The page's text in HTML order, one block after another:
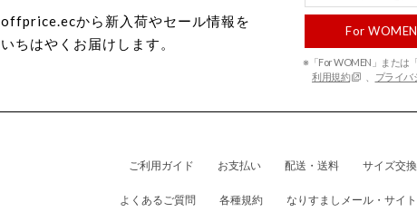
offprice.ecから新入荷やセール情報を
いちはやくお届けします。
For WOMEN
※「For WOMEN」または
利用規約
プライバ
ご利用ガイド お支払い 配送・送料 サイズ交換
よくあるご質問 各種規約 なりすましメール・サイ